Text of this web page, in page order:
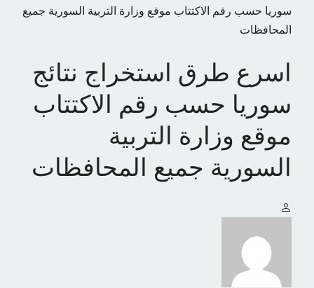
سوريا حسب رقم الاكتتاب موقع وزارة التربية السورية جميع
المحافظات
اسرع طرق استخراج نتائج
سوريا حسب رقم الاكتتاب
موقع وزارة التربية
السورية جميع المحافظات